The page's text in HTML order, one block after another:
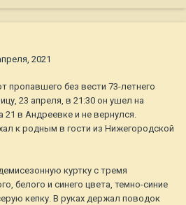
2021
пропавшего без вести 73-летнего
23 апреля, в 21:30 он ушел на
21 в Андреевке и не вернулся.
к родным в гости из Нижегородской
куртку с тремя
белого и синего цвета, темно-синие
кепку. В руках держал поводок